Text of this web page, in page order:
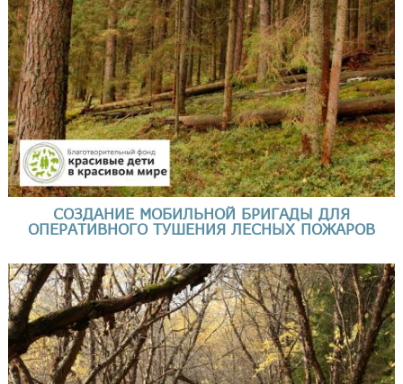
СОЗДАНИЕ МОБИЛЬНОЙ БРИГАДЫ ДЛЯ
ОПЕРАТИВНОГО ТУШЕНИЯ ЛЕСНЫХ ПОЖАРОВ